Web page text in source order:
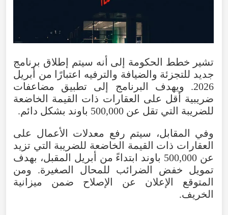
تشير خطط الحكومة إلى أنه سيتم إطلاق برنامج
جديد للتجزئة والضيافة والترفيه اعتبارًا من أبريل
2026. ويهدف البرنامج إلى تطبيق مضاعفات
ضريبية أقل على العقارات ذات القيمة الخاضعة
للضريبة التي تقل عن 500,000 باوند بشكل دائم.
وفي المقابل، سيتم رفع معدلات الأعمال على
العقارات ذات القيمة الخاضعة للضريبة التي تزيد
عن 500,000 باوند ابتداءً من أبريل المقبل، بهدف
تمويل خفض الضرائب للمحال الصغيرة. ومن
المتوقع الإعلان عن الإصلاح ضمن ميزانية
الخريف.